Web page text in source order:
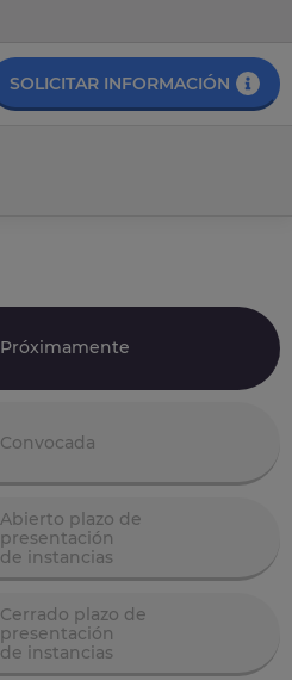
SOLICITAR INFORMACIÓN
Próximamente
Convocada
Abierto plazo de
presentación
de instancias
Cerrado plazo de
presentación
de instancias